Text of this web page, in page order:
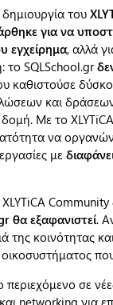
του
για να
εγχείρημα, αλλά
το SQLSchool.gr
καθιστούσε
και
Με το
να
με
Community
θα εξαφανιστεί.
της κοινότητας
σε